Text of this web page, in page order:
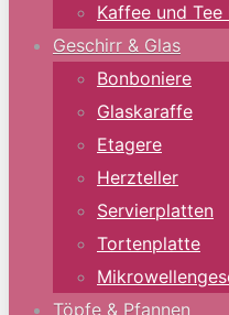
Kaffee und
Geschirr & Glas
Bonboniere
Glaskaraffe
Etagere
Herzteller
Servierplatten
Tortenplatte
Töpfe & Pfannen